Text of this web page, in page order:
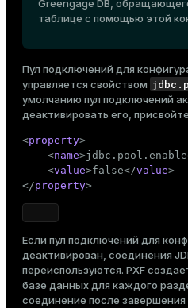
Greengage DB,
таблице с помощью этой
Пул подключений для
управляется свойством
умолчанию пул подключений
деактивировать его,
<property>
<name>
<value>false</value>
</property>
Если пул подключений для
деактивирован, соединения
переиспользуются. PXF
базе данных для каждого
соединение после завершения